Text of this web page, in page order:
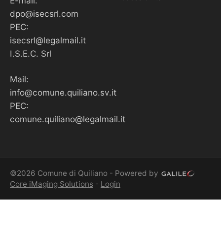
dpo@isecsrl.com
PEC:
isecsrl@legalmail.it
I.S.E.C. Srl
Mail:
info@comune.quiliano.sv.it
PEC:
comune.quiliano@legalmail.it
©2026 Comune di Quiliano - Powered by
Core iMaging Solutions - Login